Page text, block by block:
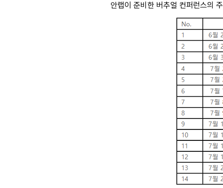
안랩이 준비한 버추얼 컨퍼런스의